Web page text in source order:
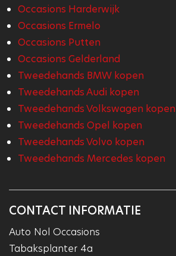
Occasions Harderwijk
Occasions Ermelo
Occasions Putten
Occasions Gelderland
Tweedehands BMW kopen
Tweedehands Audi kopen
Tweedehands Volkswagen kopen
Tweedehands Opel kopen
Tweedehands Volvo kopen
Tweedehands Mercedes kopen
CONTACT INFORMATIE
Auto Nol Occasions
Tabaksplanter 4a